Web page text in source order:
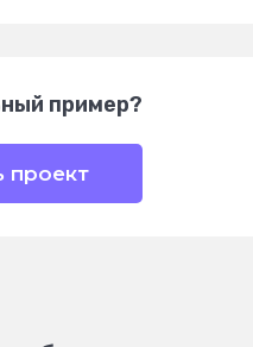
пример?
проект